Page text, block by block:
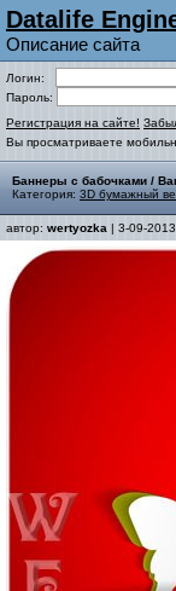
Datalife
Описание сайта
Логин:
Пароль:
Регистрация на сайте!
Вы просматриваете
Баннеры с бабочками /
Категория: 3D бумажный
автор: wertyozka | 3-09-